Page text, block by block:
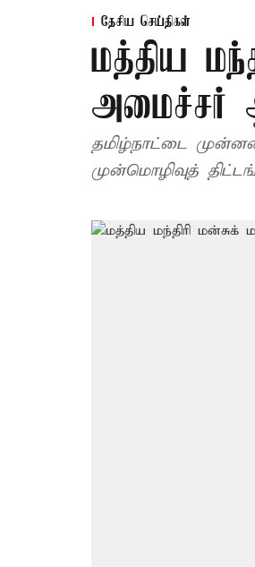
தேசிய செய்திகள்
மத்திய
அமைச்சர்
தமிழ்நாட்டை
முன்மொழிவுத்